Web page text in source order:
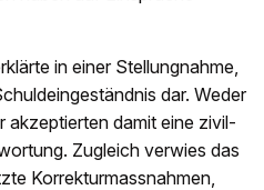
in einer Stellungnahme,
dar. Weder
akzeptierten damit eine zivil-
Zugleich verwies das
Korrekturmassnahmen,